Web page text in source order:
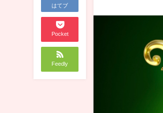
はてブ
Pocket
Feedly